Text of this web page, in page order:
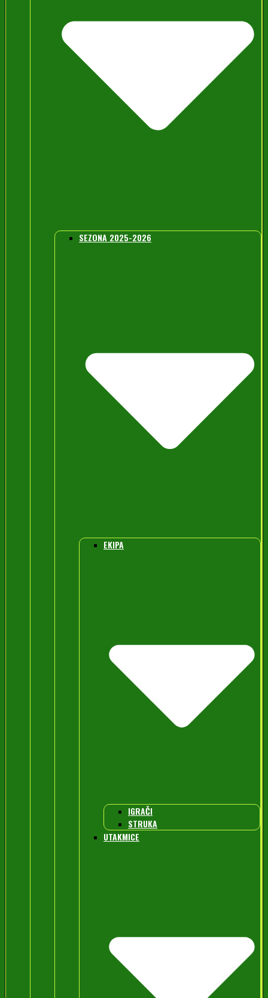
SEZONA 2025-2026
EKIPA
IGRAČI
STRUKA
UTAKMICE